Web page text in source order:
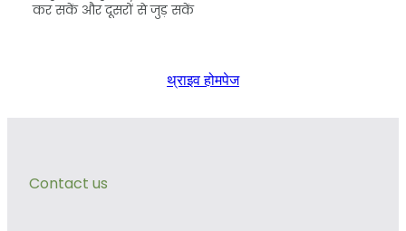
कर सकें और दूसरों से जुड़ सकें
थ्राइव होमपेज
Contact us